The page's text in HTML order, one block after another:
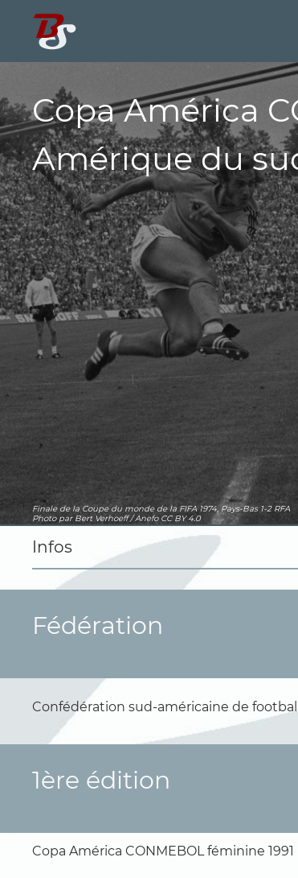
Copa América
Amérique du
Finale de la Coupe du monde de la FIFA 1974, Pays-Bas 1-2 RFA
Photopar Bert Verhoeff / Anefo CC BY 4.0
Infos
Fédération
Confédération sud-américaine de
1ère édition
Copa América CONMEBOL féminine 1991